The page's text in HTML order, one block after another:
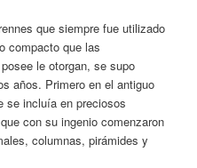
que siempre fue utilizado
compacto que las
le otorgan, se supo
años. Primero en el antiguo
se incluía en preciosos
con su ingenio comenzaron
columnas, pirámides y